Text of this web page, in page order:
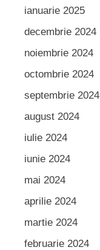
ianuarie 2025
decembrie 2024
noiembrie 2024
octombrie 2024
septembrie 2024
august 2024
iulie 2024
iunie 2024
mai 2024
aprilie 2024
martie 2024
februarie 2024